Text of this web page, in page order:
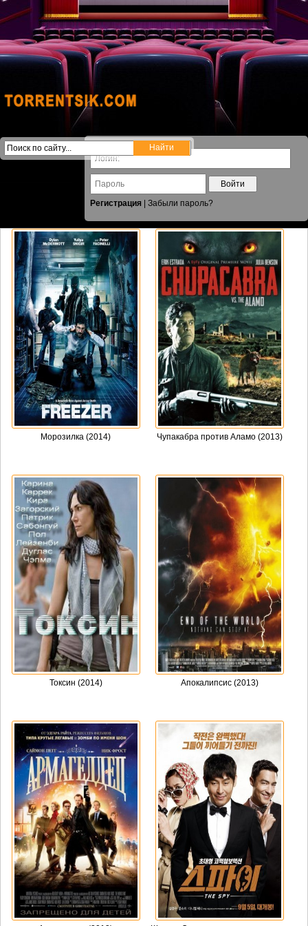
Войти
Регистрация
Забыли пароль?
Морозилка (2014) Чупакабра против Аламо (2013)
Токсин (2014) Апокалипсис (2013)